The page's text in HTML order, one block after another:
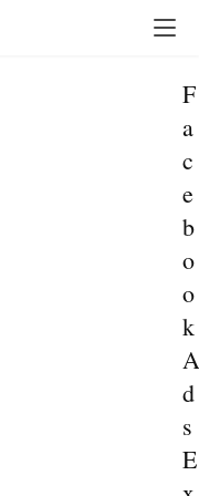
F
a
c
e
b
o
o
k
A
d
s
E